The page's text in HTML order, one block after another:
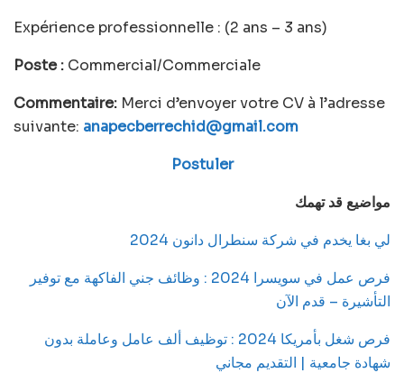
Expérience professionnelle : (2 ans – 3 ans)
Poste : Commercial/Commerciale
Commentaire: Merci d’envoyer votre CV à l’adresse
suivante: anapecberrechid@gmail.com
Postuler
مواضيع قد تهمك
لي بغا يخدم في شركة سنطرال دانون 2024
فرص عمل في سويسرا 2024 : وظائف جني الفاكهة مع توفير
التأشيرة – قدم الآن
فرص شغل بأمريكا 2024 : توظيف ألف عامل وعاملة بدون
شهادة جامعية | التقديم مجاني